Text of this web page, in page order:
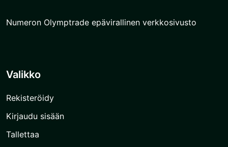
Numeron Olymptrade epävirallinen verkkosivusto
Valikko
Rekisteröidy
Kirjaudu sisään
Tallettaa